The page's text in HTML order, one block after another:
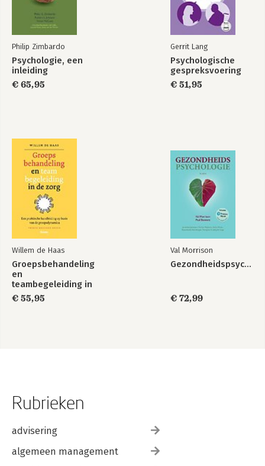
Philip Zimbardo
Psychologie, een
inleiding
€ 65,95
Gerrit Lang
Psychologische
gespreksvoering
€ 51,95
Willem de Haas
Groepsbehandeling
en
teambegeleiding in
de zorg
€ 55,95
Val Morrison
Gezondheidspsychologie
€ 72,99
Rubrieken
advisering
algemeen management